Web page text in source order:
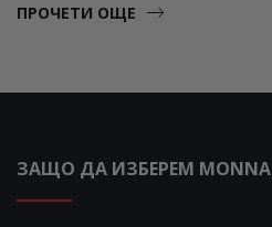
ПРОЧЕТИ ОЩЕ
ЗАЩО ДА ИЗБЕРЕМ MONNA